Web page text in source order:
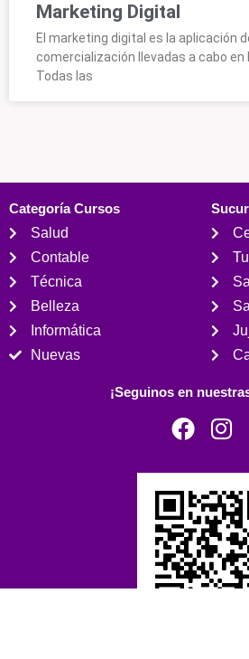
Marketing Digital
El marketing digital es la aplicación
comercialización llevadas a cabo en
Todas las
Categoría Cursos
Salud
Contable
Técnica
Belleza
Informática
Nuevas
¡Seguinos en